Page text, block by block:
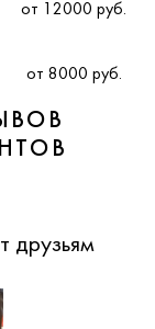
от 12000 руб.
от 8000 руб.
друзьям